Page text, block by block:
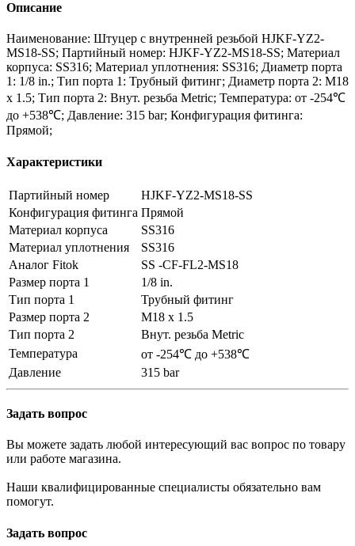
Описание
Наименование: Штуцер с внутренней резьбой HJKF-YZ2-
MS18-SS; Партийный номер: HJKF-YZ2-MS18-SS; Материал
корпуса: SS316; Материал уплотнения: SS316; Диаметр порта
1: 1/8 in.; Тип порта 1: Трубный фитинг; Диаметр порта 2: M18
x 1.5; Тип порта 2: Внут. резьба Metric; Температура: от -254℃
до +538℃; Давление: 315 bar; Конфигурация фитинга:
Прямой;
Характеристики
Партийный номер
HJKF-YZ2-MS18-SS
Конфигурация фитинга Прямой
Материал корпуса
SS316
Материал уплотнения
SS316
Аналог Fitok
SS -CF-FL2-MS18
Размер порта 1
1/8 in.
Тип порта 1
Трубный фитинг
Размер порта 2
M18 x 1.5
Тип порта 2
Внут. резьба Metric
Температура
от -254℃ до +538℃
Давление
315 bar
Задать вопрос
Вы можете задать любой интересующий вас вопрос по товару
или работе магазина.
Наши квалифицированные специалисты обязательно вам
помогут.
Задать вопрос